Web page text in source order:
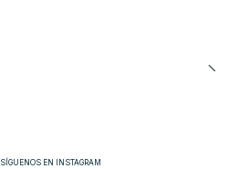
SÍGUENOS EN INSTAGRAM